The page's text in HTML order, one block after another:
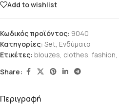
Add to wishlist
Κωδικός προϊόντος: 9040
Κατηγορίες: Set, Ενδύματα
Ετικέτες: blouzes, clothes, fashion,
Share:
Περιγραφή